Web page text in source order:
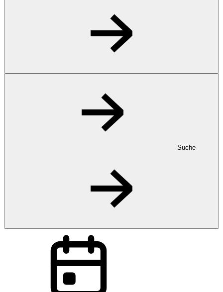
Suche